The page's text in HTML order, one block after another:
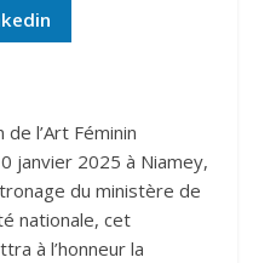
l’Art Féminin
janvier 2025 à Niamey,
du ministère de
nationale, cet
à l’honneur la